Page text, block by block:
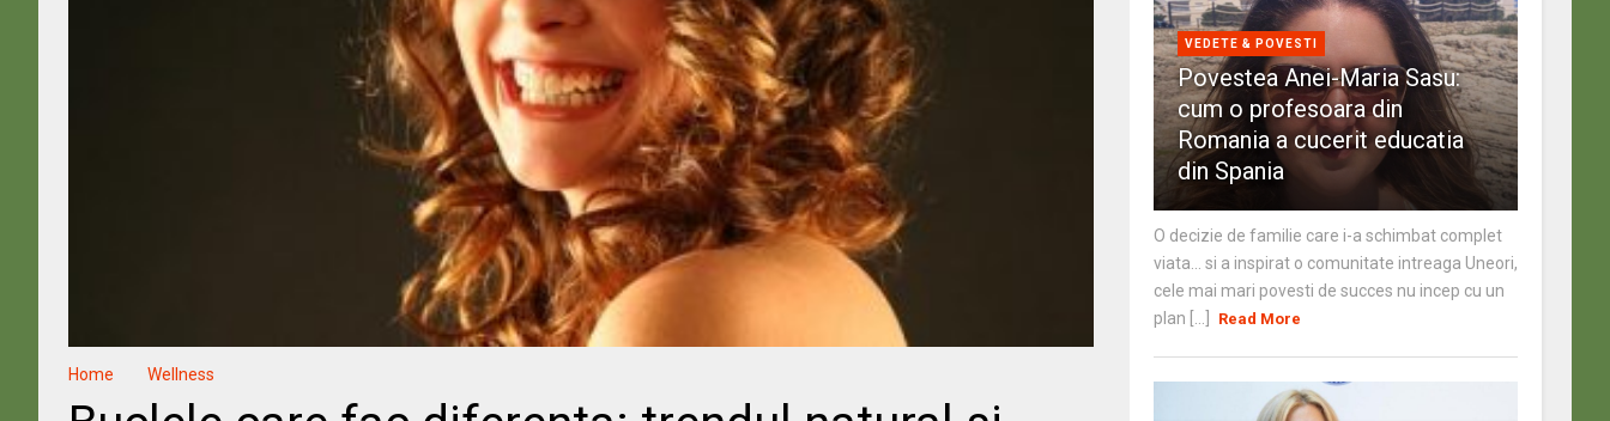
Home Wellness
VEDETE & POVESTI
Povestea Anei-Maria Sasu:
cum o profesoara din
Romania a cucerit educatia
din Spania
O decizie de familie care i-a schimbat complet
viata… si a inspirat o comunitate intreaga Uneori,
cele mai mari povesti de succes nu incep cu un
plan [...]
Read More